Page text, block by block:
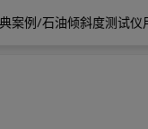
案例/石油倾斜度测试仪